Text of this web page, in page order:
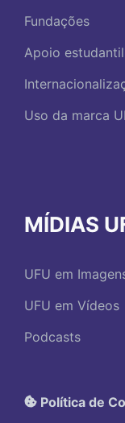
Fundações
Apoio estudantil
Uso da marca
MÍDIAS
UFU em
UFU em Vídeos
Podcasts
Política de